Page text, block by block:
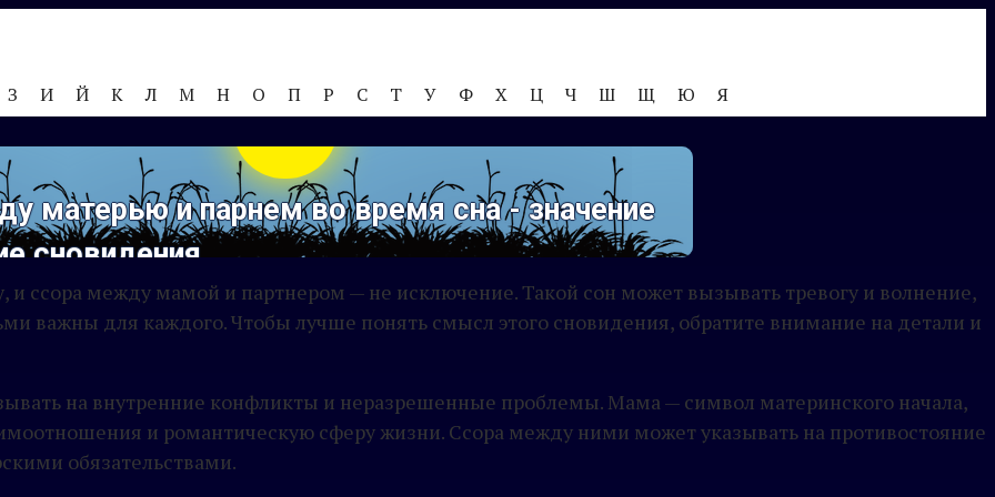
З И Й К Л М Н О П Р С Т У Ф Х Ц Ч Ш Щ Ю Я
матерью и парнем во время сна - значение
сновидения
ссора между мамой и партнером — не исключение. Такой сон может вызывать тревогу и волнение,
важны для каждого. Чтобы лучше понять смысл этого сновидения, обратите внимание на детали и
на внутренние конфликты и неразрешенные проблемы. Мама — символ материнского начала,
и романтическую сферу жизни. Ссора между ними может указывать на противостояние
обязательствами.